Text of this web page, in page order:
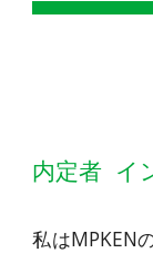
内定者 イ
私はMPKEN